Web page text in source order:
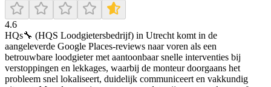
4.6
HQs🔧 (HQS Loodgietersbedrijf) in Utrecht komt in de
aangeleverde Google Places-reviews naar voren als een
betrouwbare loodgieter met aantoonbaar snelle interventies bij
verstoppingen en lekkages, waarbij de monteur doorgaans het
probleem snel lokaliseert, duidelijk communiceert en vakkundig